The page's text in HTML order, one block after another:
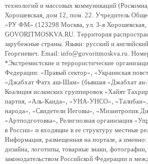
технологий и массовых коммуникаций
Хорошевская, дом 12, пом. 22. Учредитель
«РУ ФМ» (123298 Москва, ул. 3-я Хорошевская,
GOVORITMOSKVA.RU. Территория
зарубежные страны. Языки: русский и
Георгиевич. Email: info@govoritmoskva.ru.
*Экстремистские и террористические
Федерации: «Правый сектор», «Украинская
«Джабхат Фатх аш-Шам» (бывшая «Джабхат ан-
Коалиция исламских группировок «Хайят
партия, «Аль-Каида», «УНА-УНСО», «Талибан»,
народа», «Свидетели Иеговы», «Мизантропик
«Артподготовка», Религиозная организация
в России» и входящие в ее структуру местные
Информация, размещенная на портале, а именно:
дизайна, логотипы, товарные знаки,
законодательством Российской Федерации и